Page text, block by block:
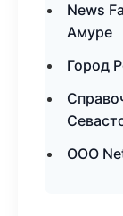
News
Амуре
Город
ООО